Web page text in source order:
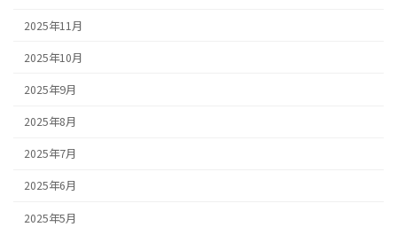
2025年11月
2025年10月
2025年9月
2025年8月
2025年7月
2025年6月
2025年5月